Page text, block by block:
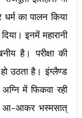
का पालन किया
इनमें महारानी
है। परीक्षा की
हो उठता है। इंग्लैण्ड
अग्नि में फिकवा रही
आ-आकर भस्मसात्